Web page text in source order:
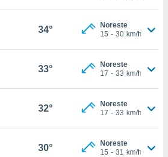
34°
Noreste
15 - 30 km/h
33°
Noreste
17 - 33 km/h
32°
Noreste
17 - 33 km/h
30°
Noreste
15 - 31 km/h